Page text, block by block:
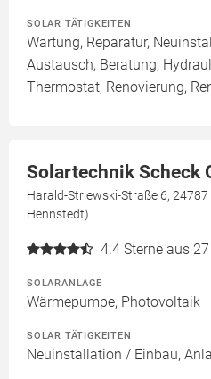
SOLAR TÄTIGKEITEN
Wartung, Reparatur,
Austausch, Beratung,
Thermostat, Renovierung,
Solartechnik Scheck
Harald-Striewski-Straße 6,
Hennstedt)
4.4 Sterne aus
SOLARANLAGE
Wärmepumpe, Photovoltaik
SOLAR TÄTIGKEITEN
Neuinstallation / Einbau,